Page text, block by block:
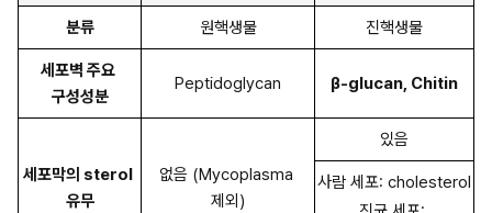
분류 원핵생물 진핵생물
세포벽 주요
구성성분
Peptidoglycan β-glucan, Chitin
세포막의 sterol
유무
없음 (Mycoplasma
제외)
있음
사람 세포: cholesterol